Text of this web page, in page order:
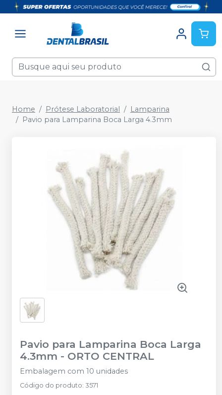
Home Prótese Laboratorial
Lamparina
Pavio para Lamparina Boca Larga 4.3mm
Pavio para Lamparina Boca Larga
4.3mm - ORTO CENTRAL
Embalagem com 10 unidades
Código do produto: 3571